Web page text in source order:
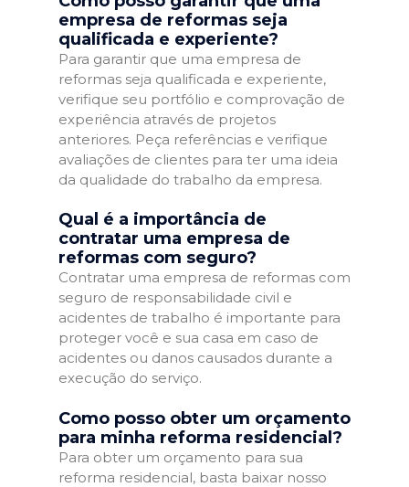
empresa de reformas seja
qualificada e experiente?
Para garantir que uma empresa de
reformas seja qualificada e experiente,
verifique seu portfólio e comprovação de
experiência através de projetos
anteriores. Peça referências e verifique
avaliações de clientes para ter uma ideia
da qualidade do trabalho da empresa.
Qual é a importância de
contratar uma empresa de
reformas com seguro?
Contratar uma empresa de reformas com
seguro de responsabilidade civil e
acidentes de trabalho é importante para
proteger você e sua casa em caso de
acidentes ou danos causados durante a
execução do serviço.
Como posso obter um orçamento
para minha reforma residencial?
Para obter um orçamento para sua
reforma residencial, basta baixar nosso